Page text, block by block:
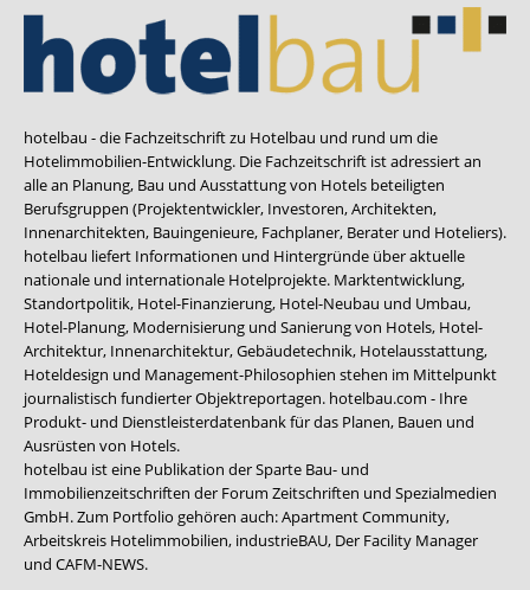
hotelbau - die Fachzeitschrift zu Hotelbau und rund um die
Hotelimmobilien-Entwicklung. Die Fachzeitschrift ist adressiert an
alle an Planung, Bau und Ausstattung von Hotels beteiligten
Berufsgruppen (Projektentwickler, Investoren, Architekten,
Innenarchitekten, Bauingenieure, Fachplaner, Berater und Hoteliers).
hotelbau liefert Informationen und Hintergründe über aktuelle
nationale und internationale Hotelprojekte. Marktentwicklung,
Standortpolitik, Hotel-Finanzierung, Hotel-Neubau und Umbau,
Hotel-Planung, Modernisierung und Sanierung von Hotels, Hotel-
Architektur, Innenarchitektur, Gebäudetechnik, Hotelausstattung,
Hoteldesign und Management-Philosophien stehen im Mittelpunkt
journalistisch fundierter Objektreportagen. hotelbau.com - Ihre
Produkt- und Dienstleisterdatenbank für das Planen, Bauen und
Ausrüsten von Hotels.
hotelbau ist eine Publikation der Sparte Bau- und
Immobilienzeitschriften der Forum Zeitschriften und Spezialmedien
GmbH. Zum Portfolio gehören auch:Apartment Community,
Arbeitskreis Hotelimmobilien, industrieBAU, Der Facility Manager
und CAFM-NEWS.